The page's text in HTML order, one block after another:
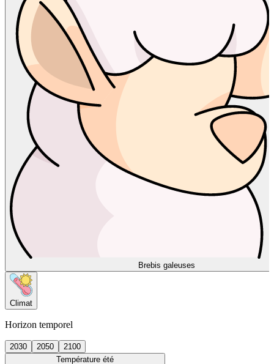
Brebis galeuses
Climat
Horizon temporel
2030 2050
2100
Température été